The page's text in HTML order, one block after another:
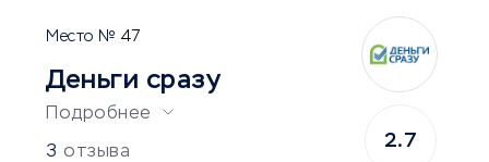
47
Деньги сразу
Подробнее
3 отзыва
2.7